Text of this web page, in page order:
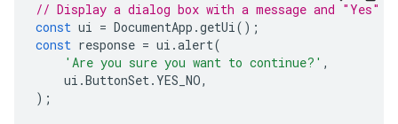
// Display a dialog box with a message and "Yes"
const ui = DocumentApp .getUi();
const response = ui .alert(
'Are you sure you want to continue?' ,
ui .ButtonSet. YES_NO,
);